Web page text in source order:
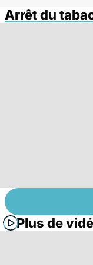
Arrêt du
Plus de